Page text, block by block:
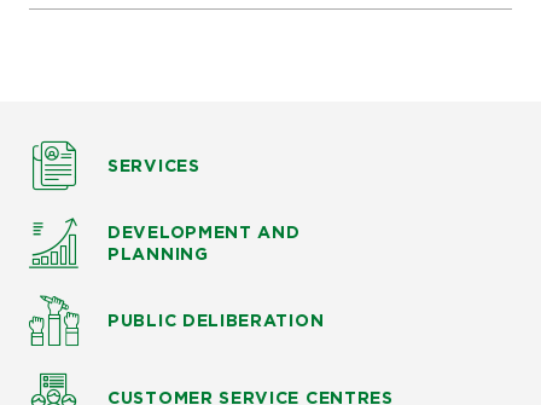
SERVICES
DEVELOPMENT AND
PLANNING
PUBLIC DELIBERATION
CUSTOMER SERVICE CENTRES